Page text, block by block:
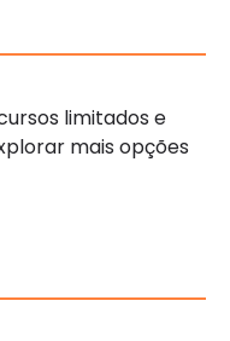
limitados e
mais opções